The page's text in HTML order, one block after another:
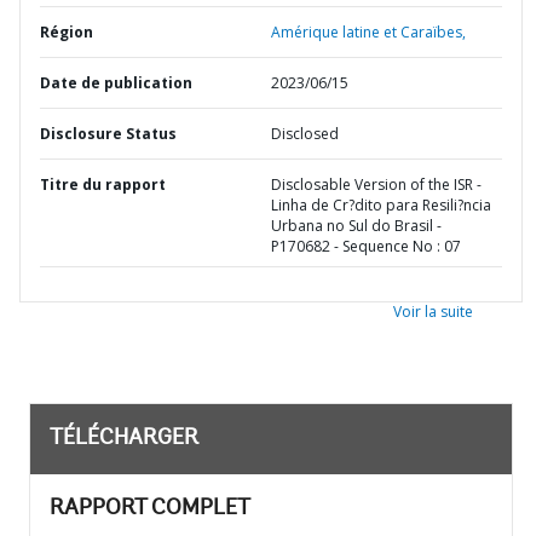
Région Amérique latine et Caraïbes,
Date de publication 2023/06/15
Disclosure Status Disclosed
Titre du rapport
Disclosable Version of the ISR -
Linha de Cr?dito para Resili?ncia
Urbana no Sul do Brasil -
P170682 - Sequence No : 07
Voir la suite
TÉLÉCHARGER
RAPPORT COMPLET